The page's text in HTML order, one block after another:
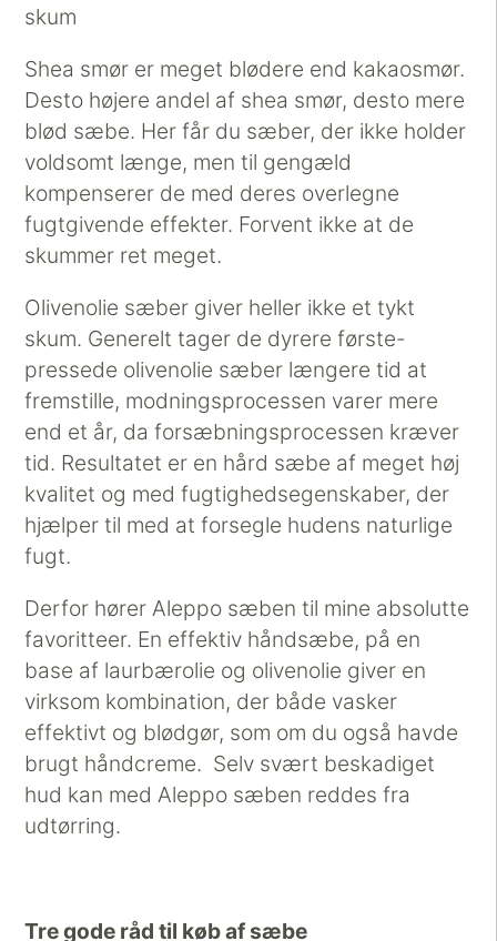
skum
Shea smør er meget blødere end kakaosmør.
Desto højere andel af shea smør, desto mere
blød sæbe. Her får du sæber, der ikke holder
voldsomt længe, men til gengæld
kompenserer de med deres overlegne
fugtgivende effekter. Forvent ikke at de
skummer ret meget.
Olivenolie sæber giver heller ikke et tykt
skum. Generelt tager de dyrere første-
pressede olivenolie sæber længere tid at
fremstille, modningsprocessen varer mere
end et år, da forsæbningsprocessen kræver
tid. Resultatet er en hård sæbe af meget høj
kvalitet og med fugtighedsegenskaber, der
hjælper til med at forsegle hudens naturlige
fugt.
Derfor hører Aleppo sæben til mine absolutte
favoritteer. En effektiv håndsæbe, på en
base af laurbærolie og olivenolie giver en
virksom kombination, der både vasker
effektivt og blødgør, som om du også havde
brugt håndcreme. Selv svært beskadiget
hud kan med Aleppo sæben reddes fra
udtørring.
Tre gode råd til køb af sæbe